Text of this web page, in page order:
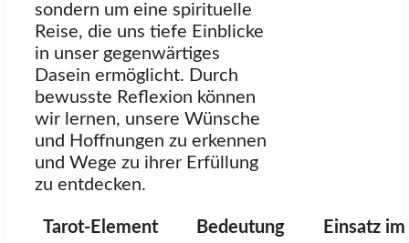
sondern um eine spirituelle
Reise, die uns tiefe Einblicke
in unser gegenwärtiges
Dasein ermöglicht. Durch
bewusste Reflexion können
wir lernen, unsere Wünsche
und Hoffnungen zu erkennen
und Wege zu ihrer Erfüllung
zu entdecken.
Tarot-Element Bedeutung Einsatz